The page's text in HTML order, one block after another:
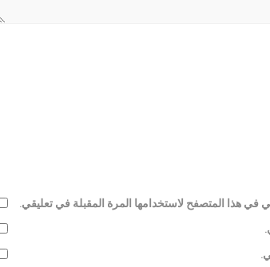
في هذا المتصفح لاستخدامها المرة المقبلة في تعليقي.